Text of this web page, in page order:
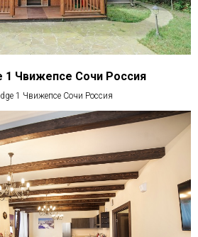
1 Чвижепсе Сочи Россия
1 Чвижепсе Сочи Россия